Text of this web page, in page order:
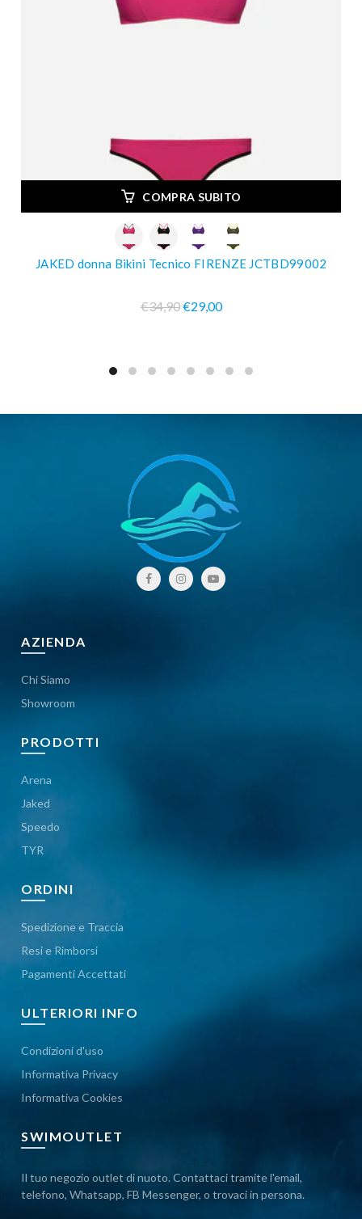
COMPRA SUBITO
JAKED donna Bikini Tecnico FIRENZE JCTBD99002
€34,90€29,00
AZIENDA
Chi Siamo
Showroom
PRODOTTI
Arena
Jaked
Speedo
TYR
ORDINI
Spedizione e Traccia
Resi e Rimborsi
Pagamenti Accettati
ULTERIORI INFO
Condizioni d'uso
Informativa Privacy
Informativa Cookies
SWIMOUTLET
Il tuo negozio outlet di nuoto. Contattaci tramite l'email,
telefono, Whatsapp, FB Messenger, o trovaci in persona.